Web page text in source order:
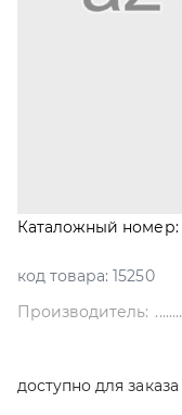
Каталожный номер:
код товара: 15250
Производитель:
доступно для заказа